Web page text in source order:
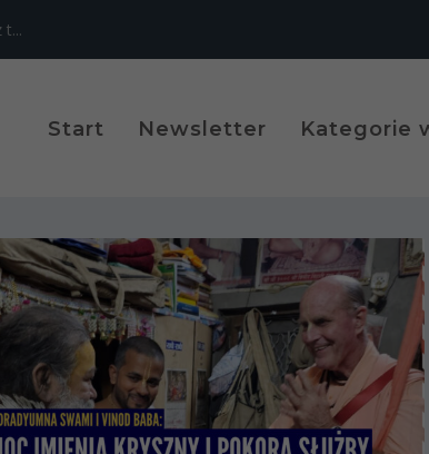
t...
Start Newsletter Kategorie